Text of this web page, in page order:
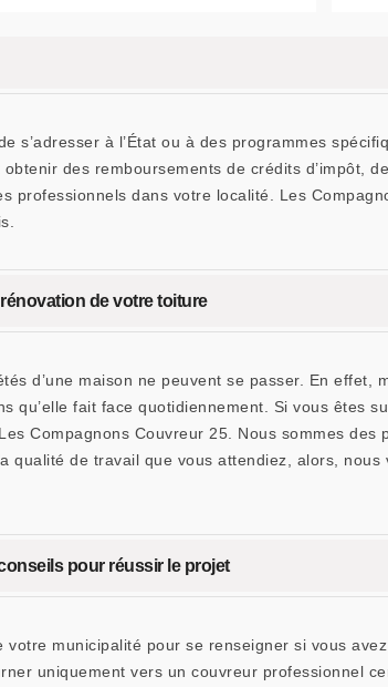
à l’État ou à des programmes
des remboursements de crédits d’impôt,
professionnels dans votre localité. Les
de votre toiture
d’une maison ne peuvent se passer. En effet,
qu’elle fait face quotidiennement. Si vous êtes
Compagnons Couvreur 25. Nous sommes des
qualité de travail que vous attendiez, alors,
pour réussir le projet
municipalité pour se renseigner si vous
uniquement vers un couvreur professionnel